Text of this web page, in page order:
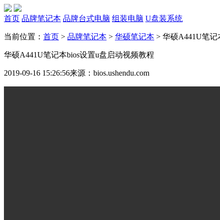
首页 品牌笔记本 品牌台式电脑 组装电脑 U盘装系统
当前位置： 首页 > 品牌笔记本 > 华硕笔记本 > 华硕A441U笔记
华硕A441U笔记本bios设置u盘启动视频教程
2019-09-16 15:26:56来源：bios.ushendu.com